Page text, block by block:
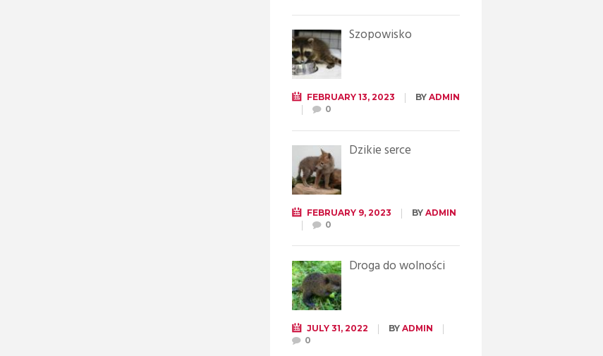
Szopowisko
FEBRUARY 13, 2023 BY ADMIN
0
Dzikie serce
FEBRUARY 9, 2023 BY ADMIN
0
Droga do wolności
JULY 31, 2022 BY ADMIN
0